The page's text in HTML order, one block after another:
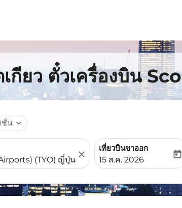
กียว ตั๋วเครื่องบิน
ชั่น expand_more
close
เที่ยวบินขาออก
fc-booking-
15 ส.ค. 2026
today